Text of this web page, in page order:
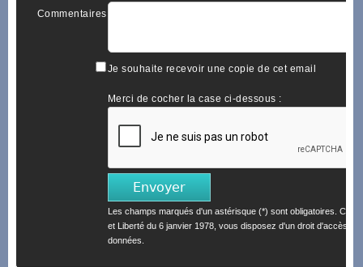
Commentaires
Je souhaite recevoir une copie de cet email
Merci de cocher la case ci-dessous :
Les champs marqués d'un astérisque (*) sont obligatoires.
et Liberté du 6 janvier 1978, vous disposez d'un droit d'accès et
données.